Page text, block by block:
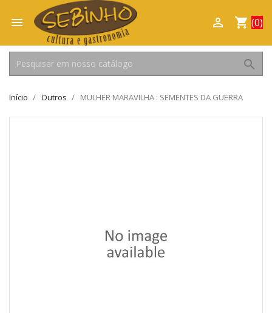
 shopping_cart (0)

search
Início Outros MULHER MARAVILHA : SEMENTES DA GUERRA